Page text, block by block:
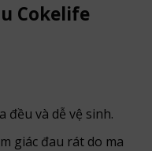
Cokelife
đều và dễ vệ sinh.
giác đau rát do ma